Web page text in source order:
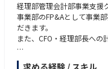
入社1年後：
制度企画の主幹業務を付与
入社後一定期間後：
職制管理職をキャリアのマ
経理部管理会計部事業支援
事業部のFP&Aとして事業
だきます。
また、CFO・経理部長への
【具体的な業務内容】